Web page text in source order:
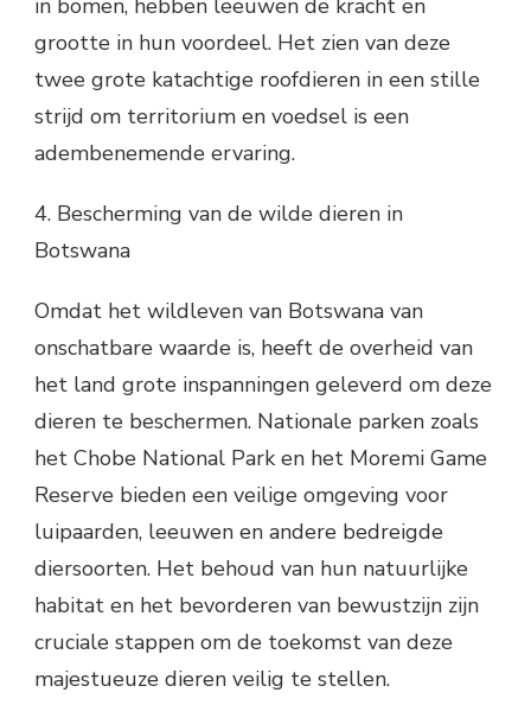
in bomen, hebben leeuwen de kracht en
grootte in hun voordeel. Het zien van deze
twee grote katachtige roofdieren in een stille
strijd om territorium en voedsel is een
adembenemende ervaring.
4. Bescherming van de wilde dieren in
Botswana
Omdat het wildleven van Botswana van
onschatbare waarde is, heeft de overheid van
het land grote inspanningen geleverd om deze
dieren te beschermen. Nationale parken zoals
het Chobe National Park en het Moremi Game
Reserve bieden een veilige omgeving voor
luipaarden, leeuwen en andere bedreigde
diersoorten. Het behoud van hun natuurlijke
habitat en het bevorderen van bewustzijn zijn
cruciale stappen om de toekomst van deze
majestueuze dieren veilig te stellen.